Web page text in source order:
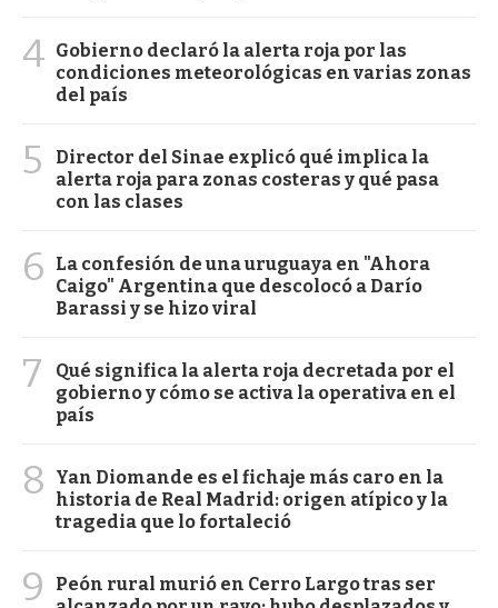
4 Gobierno declaró la alerta roja por las
condiciones meteorológicas en varias zonas
del país
5
Director del Sinae explicó qué implica la
alerta roja para zonas costeras y qué pasa
con las clases
6
La confesión de una uruguaya en "Ahora
Caigo" Argentina que descolocó a Darío
Barassi y se hizo viral
7
Qué significa la alerta roja decretada por el
gobierno y cómo se activa la operativa en el
país
8
Yan Diomande es el fichaje más caro en la
historia de Real Madrid: origen atípico y la
tragedia que lo fortaleció
9
Peón rural murió en Cerro Largo tras ser